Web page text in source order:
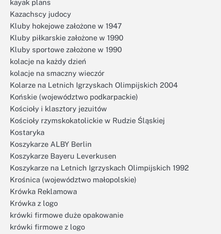
kayak plans
Kazachscy judocy
Kluby hokejowe założone w 1947
Kluby piłkarskie założone w 1990
Kluby sportowe założone w 1990
kolacje na każdy dzień
kolacje na smaczny wieczór
Kolarze na Letnich Igrzyskach Olimpijskich 2004
Końskie (województwo podkarpackie)
Kościoły i klasztory jezuitów
Kościoły rzymskokatolickie w Rudzie Śląskiej
Kostaryka
Koszykarze ALBY Berlin
Koszykarze Bayeru Leverkusen
Koszykarze na Letnich Igrzyskach Olimpijskich 1992
Krośnica (województwo małopolskie)
Krówka Reklamowa
Krówka z logo
krówki firmowe duże opakowanie
krówki firmowe z logo